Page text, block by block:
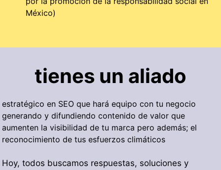
México)
tienes un aliado
estratégico en SEO que hará equipo con tu negocio
generando y difundiendo contenido de valor que
aumenten la visibilidad de tu marca pero además; el
reconocimiento de tus esfuerzos climáticos
Hoy, todos buscamos respuestas, soluciones y